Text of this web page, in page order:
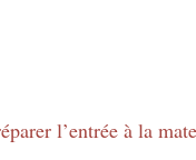
l’entrée à la